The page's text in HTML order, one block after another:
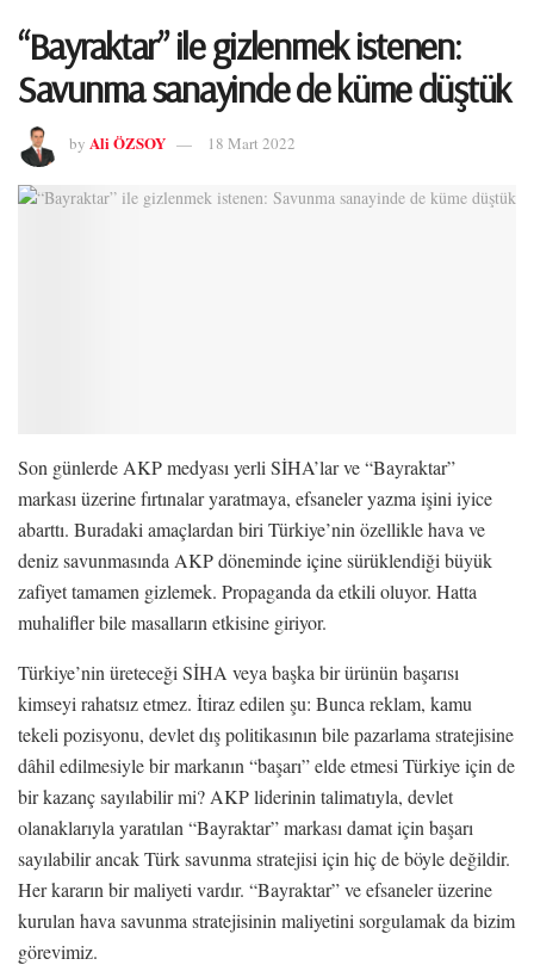
“Bayraktar” ile gizlenmek istenen:
Savunma sanayinde de küme düştük
by Ali ÖZSOY 18 Mart 2022
Son günlerde AKP medyası yerli SİHA’lar ve “Bayraktar”
markası üzerine fırtınalar yaratmaya, efsaneler yazma işini iyice
abarttı. Buradaki amaçlardan biri Türkiye’nin özellikle hava ve
deniz savunmasında AKP döneminde içine sürüklendiği büyük
zafiyet tamamen gizlemek. Propaganda da etkili oluyor. Hatta
muhalifler bile masalların etkisine giriyor.
Türkiye’nin üreteceği SİHA veya başka bir ürünün başarısı
kimseyi rahatsız etmez. İtiraz edilen şu: Bunca reklam, kamu
tekeli pozisyonu, devlet dış politikasının bile pazarlama stratejisine
dâhil edilmesiyle bir markanın “başarı” elde etmesi Türkiye için de
bir kazanç sayılabilir mi? AKP liderinin talimatıyla, devlet
olanaklarıyla yaratılan “Bayraktar” markası damat için başarı
sayılabilir ancak Türk savunma stratejisi için hiç de böyle değildir.
Her kararın bir maliyeti vardır. “Bayraktar” ve efsaneler üzerine
kurulan hava savunma stratejisinin maliyetini sorgulamak da bizim
görevimiz.